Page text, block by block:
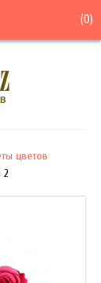
(0)
цветов
2